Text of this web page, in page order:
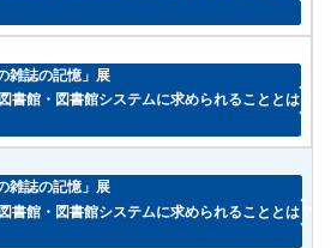
雑誌の記憶」展
書館・図書館システムに求められることとは？
雑誌の記憶」展
書館・図書館システムに求められることとは？